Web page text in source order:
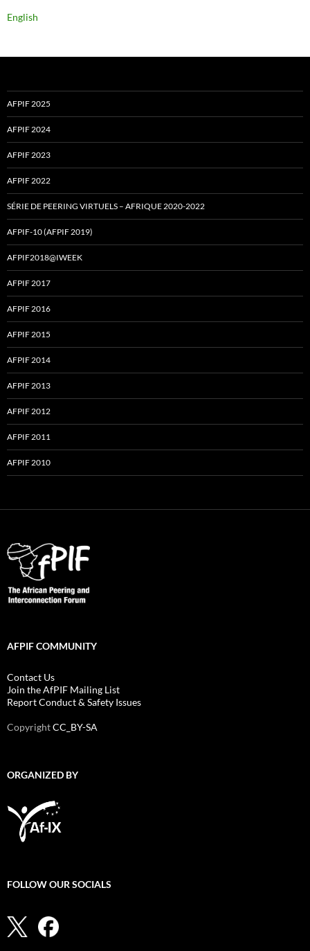
English
AFPIF 2025
AFPIF 2024
AFPIF 2023
AFPIF 2022
SÉRIE DE PEERING VIRTUELS – AFRIQUE 2020-2022
AFPIF-10 (AFPIF 2019)
AFPIF2018@IWEEK
AFPIF 2017
AFPIF 2016
AFPIF 2015
AFPIF 2014
AFPIF 2013
AFPIF 2012
AFPIF 2011
AFPIF 2010
AFPIF COMMUNITY
Contact Us
Join the AfPIF Mailing List
Report Conduct & Safety Issues
CopyrightCC_BY-SA
ORGANIZED BY
FOLLOW OUR SOCIALS